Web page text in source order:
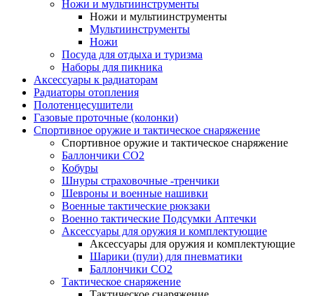
Ножи и мультиинструменты
Ножи и мультиинструменты
Мультиинструменты
Ножи
Посуда для отдыха и туризма
Наборы для пикника
Аксессуары к радиаторам
Радиаторы отопления
Полотенцесушители
Газовые проточные (колонки)
Спортивное оружие и тактическое снаряжение
Спортивное оружие и тактическое снаряжение
Баллончики CO2
Кобуры
Шнуры страховочные -тренчики
Шевроны и военные нашивки
Военные тактические рюкзаки
Военно тактические Подсумки Аптечки
Аксессуары для оружия и комплектующие
Аксессуары для оружия и комплектующие
Шарики (пули) для пневматики
Баллончики CO2
Тактическое снаряжение